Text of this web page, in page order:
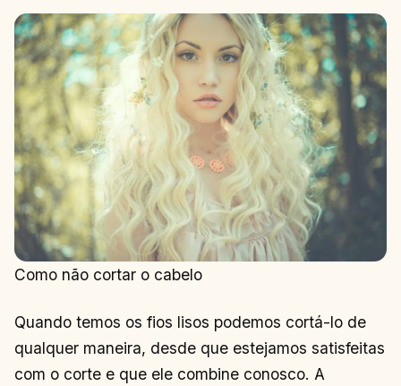
Como não cortar o cabelo
Quando temos os fios lisos podemos cortá-lo de
qualquer maneira, desde que estejamos satisfeitas
com o corte e que ele combine conosco. A